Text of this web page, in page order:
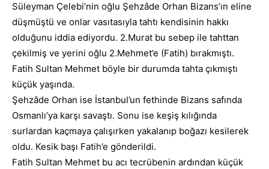
Süleyman Çelebi’nin oğlu Şehzâde Orhan Bizans’ın eline
düşmüştü ve onlar vasıtasıyla tahtı kendisinin hakkı
olduğunu iddia ediyordu. 2.Murat bu sebep ile tahttan
çekilmiş ve yerini oğlu 2.Mehmet’e (Fatih) bırakmıştı.
Fatih Sultan Mehmet böyle bir durumda tahta çıkmıştı
küçük yaşında.
Şehzâde Orhan ise İstanbul’un fethinde Bizans safında
Osmanlı’ya karşı savaştı. Sonu ise keşiş kılığında
surlardan kaçmaya çalışırken yakalanıp boğazı kesilerek
oldu. Kesik başı Fatih’e gönderildi.
Fatih Sultan Mehmet bu acı tecrübenin ardından küçük